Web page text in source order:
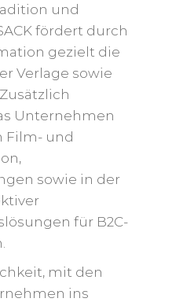
und
fördert durch
gezielt die
Verlage sowie
Unternehmen
Film- und
sowie in der
für B2C-
mit den
ins